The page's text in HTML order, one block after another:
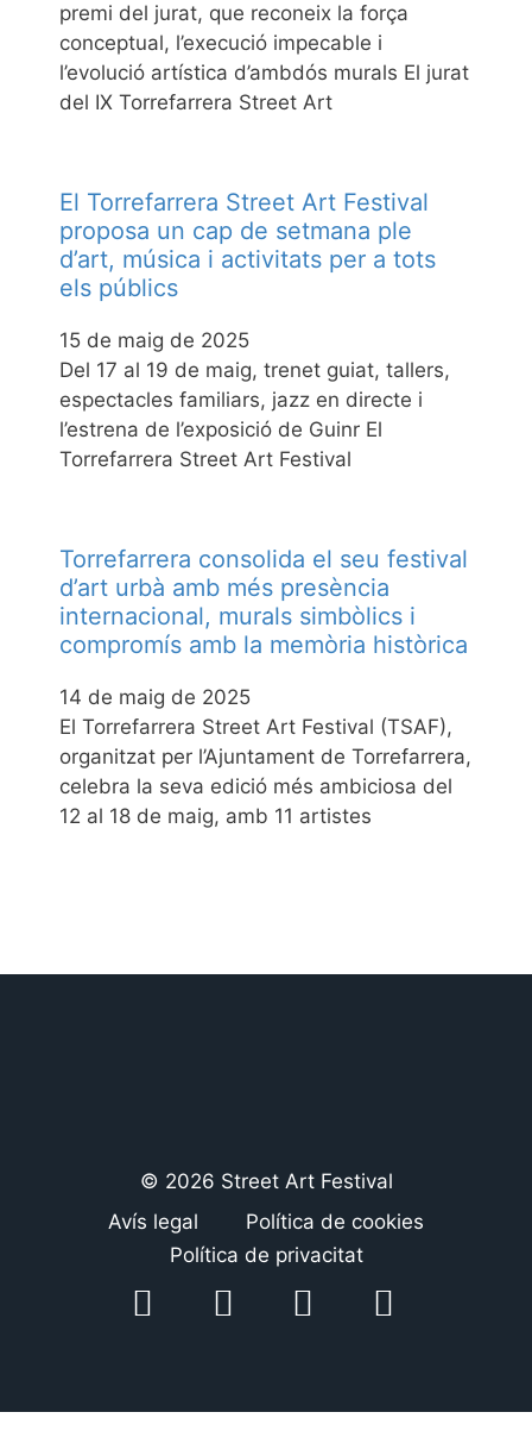
premi del jurat, que reconeix la força
conceptual, l’execució impecable i
l’evolució artística d’ambdós murals El jurat
del IX Torrefarrera Street Art
El Torrefarrera Street Art Festival
proposa un cap de setmana ple
d’art, música i activitats per a tots
els públics
15 de maig de 2025
Del 17 al 19 de maig, trenet guiat, tallers,
espectacles familiars, jazz en directe i
l’estrena de l’exposició de Guinr El
Torrefarrera Street Art Festival
Torrefarrera consolida el seu festival
d’art urbà amb més presència
internacional, murals simbòlics i
compromís amb la memòria històrica
14 de maig de 2025
El Torrefarrera Street Art Festival (TSAF),
organitzat per l’Ajuntament de Torrefarrera,
celebra la seva edició més ambiciosa del
12 al 18 de maig, amb 11 artistes
© 2026 Street Art Festival
Avís legal
Política de cookies
Política de privacitat